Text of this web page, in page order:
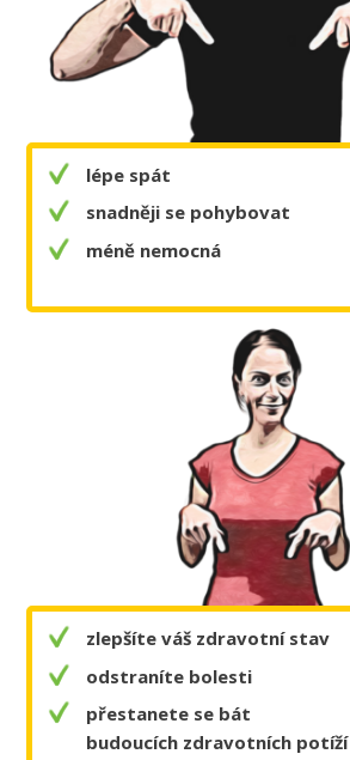
lépe spát
snadněji se pohybovat
méně nemocná
zlepšíte váš zdravotní stav
odstraníte bolesti
přestanete se bát
budoucích zdravotních potíží